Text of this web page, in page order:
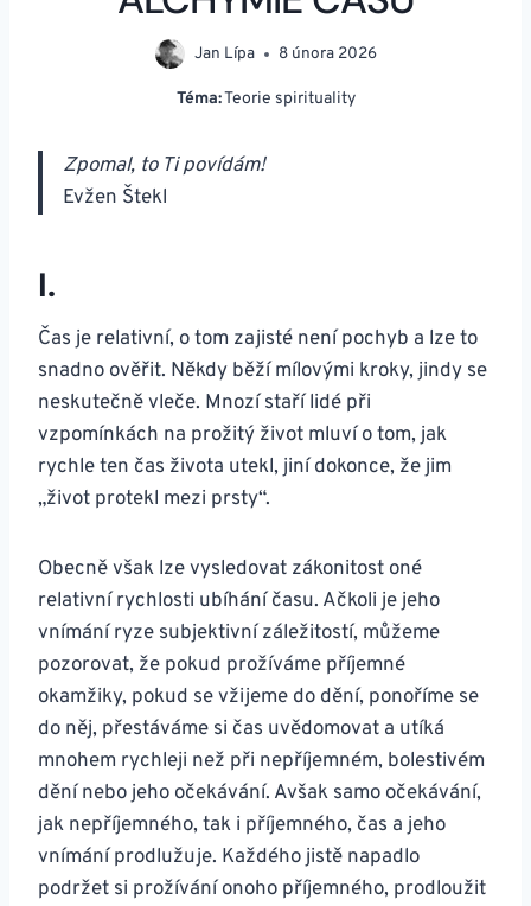
Jan Lípa 8 února 2026
Téma:Teorie spirituality
Zpomal, to Ti povídám!
Evžen Štekl
I.
Čas je relativní, o tom zajisté není pochyb a lze to
snadno ověřit. Někdy běží mílovými kroky, jindy se
neskutečně vleče. Mnozí staří lidé při
vzpomínkách na prožitý život mluví o tom, jak
rychle ten čas života utekl, jiní dokonce, že jim
„život protekl mezi prsty“.
Obecně však lze vysledovat zákonitost oné
relativní rychlosti ubíhání času. Ačkoli je jeho
vnímání ryze subjektivní záležitostí, můžeme
pozorovat, že pokud prožíváme příjemné
okamžiky, pokud se vžijeme do dění, ponoříme se
do něj, přestáváme si čas uvědomovat a utíká
mnohem rychleji než při nepříjemném, bolestivém
dění nebo jeho očekávání. Avšak samo očekávání,
jak nepříjemného, tak i příjemného, čas a jeho
vnímání prodlužuje. Každého jistě napadlo
podržet si prožívání onoho příjemného, prodloužit